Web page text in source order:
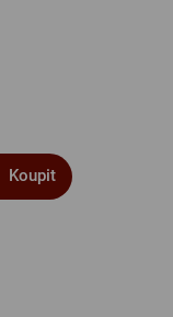
Koupit